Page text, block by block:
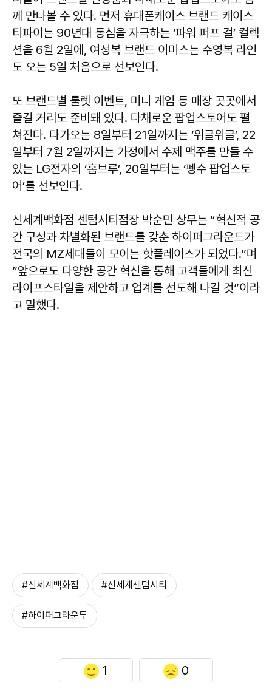
께 만나볼 수 있다. 먼저 휴대폰케이스 브랜드 케이스
티파이는 90년대 동심을 자극하는 ‘파워 퍼프 걸’ 컬렉
션을 6월 2일에, 여성복 브랜드 이미스는 수영복 라인
도 오는 5일 처음으로 선보인다.
또 브랜드별 룰렛 이벤트, 미니 게임 등 매장 곳곳에서
즐길 거리도 준비돼 있다. 다채로운 팝업스토어도 펼
쳐진다. 다가오는 8일부터 21일까지는 ‘위글위글’, 22
일부터 7월 2일까지는 가정에서 수제 맥주를 만들 수
있는 LG전자의 ‘홈브루’, 20일부터는 ‘펭수 팝업스토
어’를 선보인다.
신세계백화점 센텀시티점장 박순민 상무는 “혁신적 공
간 구성과 차별화된 브랜드를 갖춘 하이퍼그라운드가
전국의 MZ세대들이 모이는 핫플레이스가 되었다.”며
”앞으로도 다양한 공간 혁신을 통해 고객들에게 최신
라이프스타일을 제안하고 업계를 선도해 나갈 것”이라
고 말했다.
#신세계백화점 #신세계센텀시티
#하이퍼그라운두
1 0